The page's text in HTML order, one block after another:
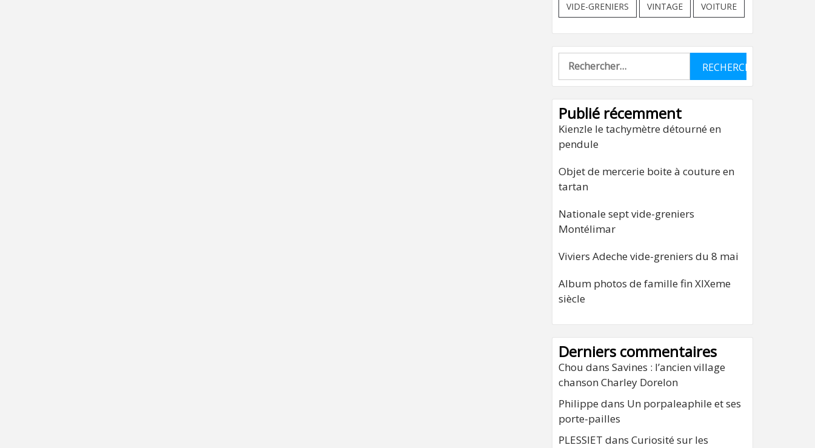
VIDE-GRENIERS VINTAGE VOITURE
Rechercher :
Publié récemment
Kienzle le tachymètre détourné en
pendule
Objet de mercerie boite à couture en
tartan
Nationale sept vide-greniers
Montélimar
Viviers Adeche vide-greniers du 8 mai
Album photos de famille fin XIXeme
siècle
Derniers commentaires
Chou dans Savines : l’ancien village
chanson Charley Dorelon
Philippe dans Un porpaleaphile et ses
porte-pailles
PLESSIET dans Curiosité sur les